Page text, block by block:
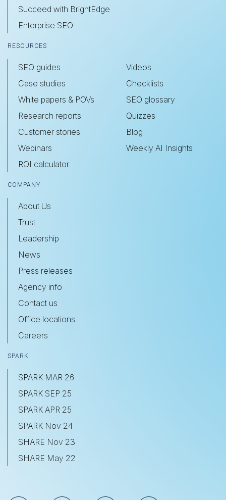
Succeed with BrightEdge
Enterprise SEO
RESOURCES
SEO guides
Case studies
White papers & POVs
Research reports
Customer stories
Webinars
ROI calculator
Videos
Checklists
SEO glossary
Quizzes
Blog
Weekly AI Insights
COMPANY
About Us
Trust
Leadership
News
Press releases
Agency info
Contact us
Office locations
Careers
SPARK
SPARK MAR 26
SPARK SEP 25
SPARK APR 25
SPARK Nov 24
SHARE Nov 23
SHARE May 22